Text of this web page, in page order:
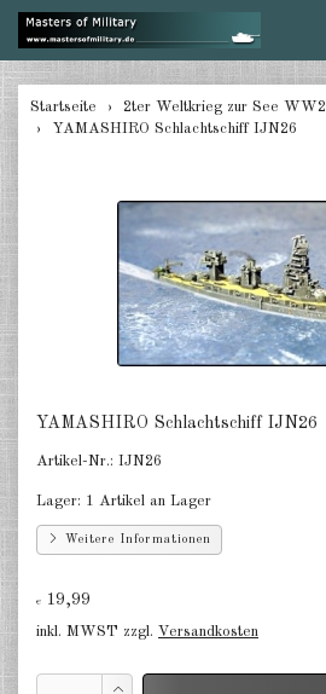
zurück
Italien 1:2400
Japan 1:285
Japan 1:2400
Frankreich 1:2400
Russland 1:2400
Startseite 2ter Weltkrieg zur See WW2
YAMASHIRO Schlachtschiff IJN26
YAMASHIRO Schlachtschiff IJN26
Artikel-Nr.: IJN26
Lager: 1 Artikel an Lager
Weitere Informationen
€ 19,99
inkl. MWST zzgl. Versandkosten